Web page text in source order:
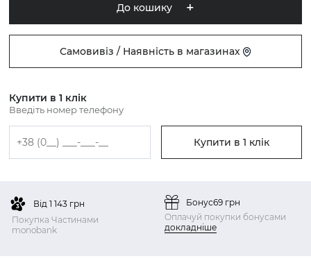
До кошику
Самовивіз / Наявність в магазинах
Купити в 1 клік
Введіть номер телефону
Купити в 1 клік
Від 1 143 грн
Покупка Частинами
monobank
Бонус69 грн
Оплачуй покупки бонусами
докладніше